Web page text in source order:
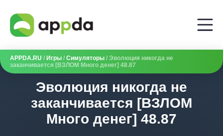
APPDA.RU / Игры / Симуляторы / Эволюция никогда не
заканчивается [ВЗЛОМ Много денег] 48.87
Эволюция никогда не
заканчивается [ВЗЛОМ
Много денег] 48.87